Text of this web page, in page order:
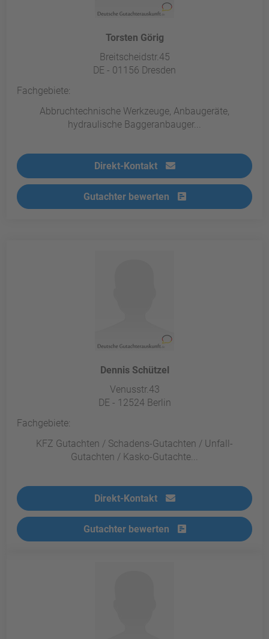
Torsten Görig
Breitscheidstr.45
DE - 01156 Dresden
Fachgebiete:
Abbruchtechnische Werkzeuge, Anbaugeräte,
hydraulische Baggeranbauger...
Direkt-Kontakt
Gutachter bewerten
Dennis Schützel
Venusstr.43
DE - 12524 Berlin
Fachgebiete:
KFZ Gutachten / Schadens-Gutachten / Unfall-
Gutachten / Kasko-Gutachte...
Direkt-Kontakt
Gutachter bewerten